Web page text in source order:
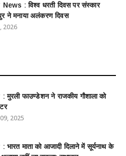
: विश्व धरती दिवस पर संस्कार
ने मनाया अलंकरण दिवस
2026
फाउण्डेशन ने राजकीय गौशाला को
2025
माता को आजादी दिलाने में सूर्यनाथ के